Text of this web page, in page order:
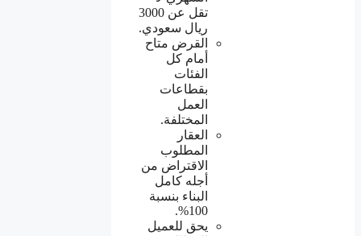
تقل عن 3000
ريال سعودي.
القرض متاح
أمام كل
الفئات
بقطاعات
العمل
المختلفة.
العقار
المطلوب
الاقتراض من
أجله كامل
البناء بنسبة
100%.
يحق للعميل